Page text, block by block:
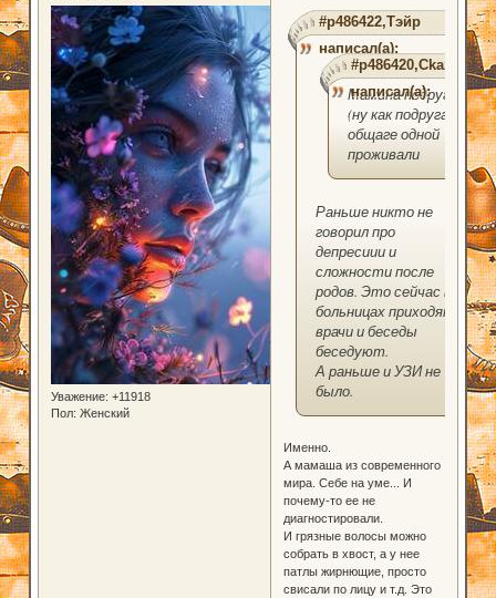
Уважение: +11918
Пол: Женский
#p486422,Тэйр
написал(а):
#p486420,Ckazka
написал(а):
Мамина подруга
(ну как подруга, в
общаге одной
проживали
Раньше никто не
говорил про
депресиии и
сложности после
родов. Это сейчас в
больницах приходят
врачи и беседы
беседуют.
А раньше и УЗИ не
было.
Именно.
А мамаша из современного
мира. Себе на уме... И
почему-то ее не
диагностировали.
И грязные волосы можно
собрать в хвост, а у нее
патлы жирнющие, просто
свисали по лицу и т.д. Это